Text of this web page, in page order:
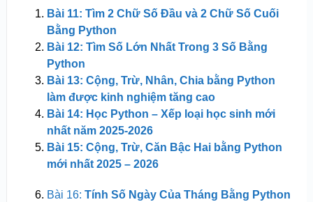
Bài 11: Tìm 2 Chữ Số Đầu và 2 Chữ Số Cuối
Bằng Python
Bài 12: Tìm Số Lớn Nhất Trong 3 Số Bằng
Python
Bài 13: Cộng, Trừ, Nhân, Chia bằng Python
làm được kinh nghiệm tăng cao
Bài 14: Học Python – Xếp loại học sinh mới
nhất năm 2025-2026
Bài 15: Cộng, Trừ, Căn Bậc Hai bằng Python
mới nhất 2025 – 2026
Bài 16: Tính Số Ngày Của Tháng Bằng Python